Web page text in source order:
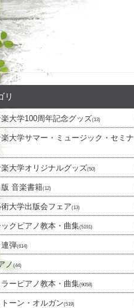
リ
楽大学100周年記念グッズ(13)
楽大学サマー・ミュージック・セミナ
大学オリジナルグッズ(50)
音楽書籍(12)
大学出版会フェア(13)
クピアノ教本・曲集(5191)
連弾(614)
ノ(44)
ーピアノ教本・曲集(9058)
ーン・オルガン(519)